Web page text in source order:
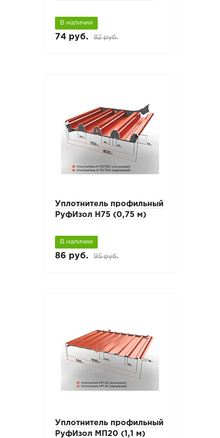
В наличии
74 руб. 82 руб.
Уплотнитель профильный
РуфИзол Н75 (0,75 м)
В наличии
86 руб. 95 руб.
Уплотнитель профильный
РуфИзол МП20 (1,1 м)